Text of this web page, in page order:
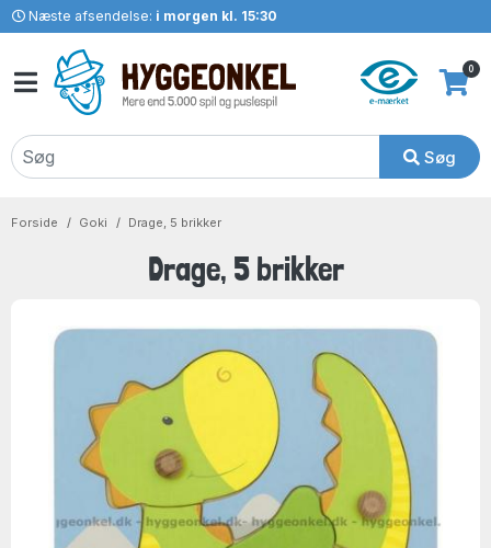
Næste afsendelse: i morgen kl. 15:30
Søg
0
Forside Goki Drage, 5 brikker
Drage, 5 brikker